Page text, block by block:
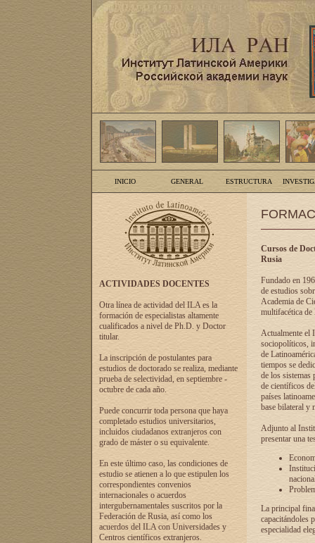
INICIO GENERAL ESTRUCTURA
ACTIVIDADES DOCENTES
Otra línea de actividad del ILA es la
formación de especialistas altamente
cualificados a nivel de Ph.D. y Doctor
titular.
La inscripción de postulantes para
estudios de doctorado se realiza, mediante
prueba de selectividad, en septiembre -
octubre de cada año.
Puede concurrir toda persona que haya
completado estudios universitarios,
incluidos ciudadanos extranjeros con
grado de máster o su equivalente.
En este último caso, las condiciones de
estudio se atienen a lo que estipulen los
correspondientes convenios
internacionales o acuerdos
intergubernamentales suscritos por la
Federación de Rusia, así como los
acuerdos del ILA con Universidades y
Centros científicos extranjeros.
Cursos de
Rusia
Fundado en
de estudios
Academia de
multifacética de
Actualmente el
sociopolíticos,
de
tiempos se
de los sistemas
de científicos
países
base bilateral y
Adjunto al
presentar una
La principal
capacitándoles
especialidad